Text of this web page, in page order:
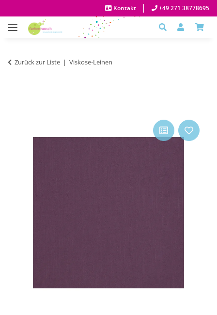
Kontakt +49 271 38778695
Zurück zur Liste Viskose-Leinen